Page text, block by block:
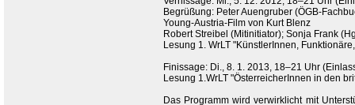
Begrüßung: Peter Auengruber (ÖGB-
Young-Austria-Film von Kurt Blenz
Robert Streibel (Mitinitiator); Sonja Frank
Lesung 1. WrLT "KünstlerInnen,
Finissage: Di., 8. 1. 2013, 18–21 Uhr
Lesung 1.WrLT "ÖsterreicherInnen in den
Das Programm wird verwirklicht mit